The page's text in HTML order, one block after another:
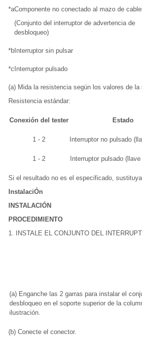
*aComponente no conectado al mazo de
(Conjunto del interruptor de advertencia de
desbloqueo)
*b Interruptor sin pulsar
*c Interruptor pulsado
(a) Mida la resistencia según los valores de la
Resistencia estándar:
Conexión del tester Estado
1 - 2 Interruptor no pulsado
1 - 2 Interruptor pulsado
Si el resultado no es el especificado,
InstalaciÓn
INSTALACIÓN
PROCEDIMIENTO
1. INSTALE EL CONJUNTO DEL
(a) Enganche las 2 garras para instalar el
desbloqueo en el soporte superior de la
ilustración.
(b) Conecte el conector.